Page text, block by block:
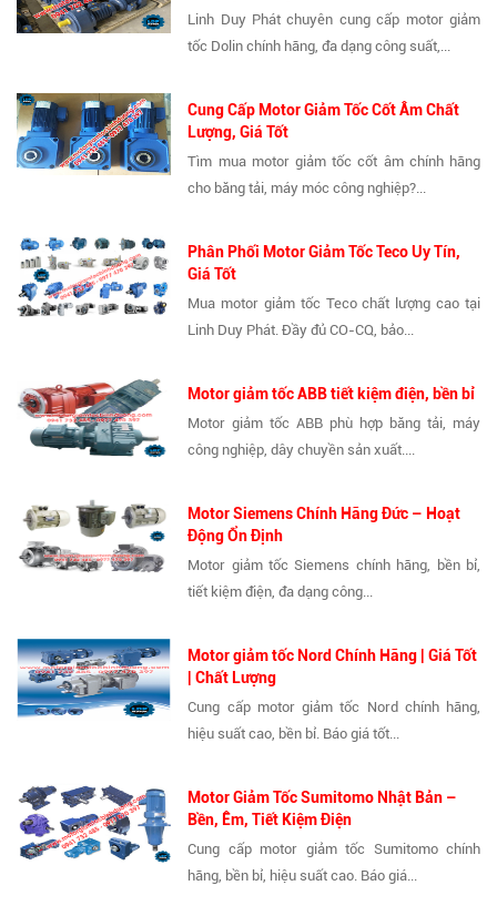
Linh Duy Phát chuyên cung cấp motor giảm
tốc Dolin chính hãng, đa dạng công suất,...
Cung Cấp Motor Giảm Tốc Cốt Âm Chất
Lượng, Giá Tốt
Tìm mua motor giảm tốc cốt âm chính hãng
cho băng tải, máy móc công nghiệp?...
Phân Phối Motor Giảm Tốc Teco Uy Tín,
Giá Tốt
Mua motor giảm tốc Teco chất lượng cao tại
Linh Duy Phát. Đầy đủ CO-CQ, bảo...
Motor giảm tốc ABB tiết kiệm điện, bền bỉ
Motor giảm tốc ABB phù hợp băng tải, máy
công nghiệp, dây chuyền sản xuất....
Motor Siemens Chính Hãng Đức – Hoạt
Động Ổn Định
Motor giảm tốc Siemens chính hãng, bền bỉ,
tiết kiệm điện, đa dạng công...
Motor giảm tốc Nord Chính Hãng | Giá Tốt
| Chất Lượng
Cung cấp motor giảm tốc Nord chính hãng,
hiệu suất cao, bền bỉ. Báo giá tốt...
Motor Giảm Tốc Sumitomo Nhật Bản –
Bền, Êm, Tiết Kiệm Điện
Cung cấp motor giảm tốc Sumitomo chính
hãng, bền bỉ, hiệu suất cao. Báo giá...